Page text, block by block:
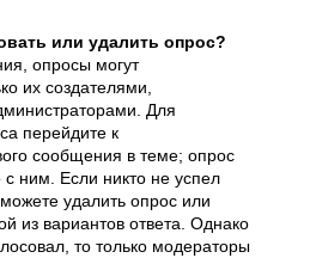
или удалить опрос?
опросы могут
их создателями,
Для
перейдите к
сообщения в теме; опрос
с ним. Если никто не успел
удалить опрос или
из вариантов ответа. Однако
то только модераторы